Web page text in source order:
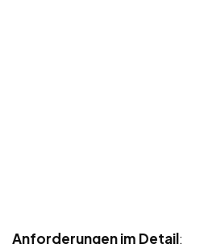
Anforderungen im Detail: